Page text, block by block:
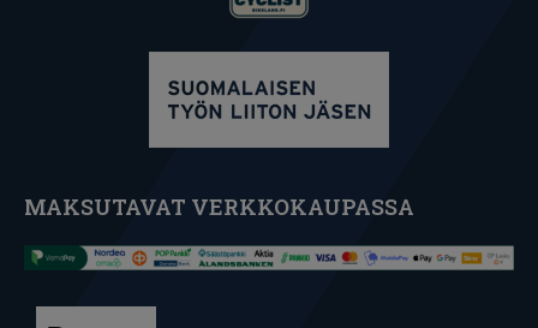
MAKSUTAVAT VERKKOKAUPASSA